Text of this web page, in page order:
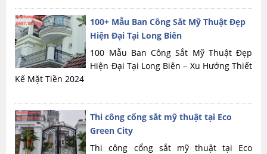
100+ Mẫu Ban Công Sắt Mỹ Thuật Đẹp
Hiện Đại Tại Long Biên
100 Mẫu Ban Công Sắt Mỹ Thuật Đẹp
Hiện Đại Tại Long Biên – Xu Hướng Thiết
Kế Mặt Tiền 2024
Thi công cổng sắt mỹ thuật tại Eco
Green City
Thi công cổng sắt mỹ thuật tại Eco